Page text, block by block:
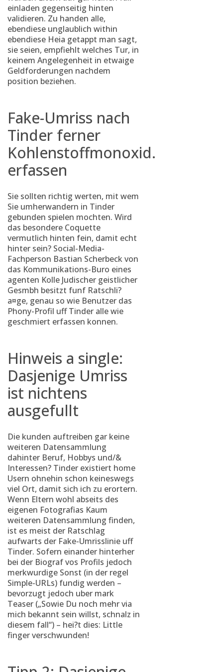
einladen gegenseitig hinten
validieren. Zu handen alle,
ebendiese unglaublich within
ebendiese Heia getappt man sagt,
sie seien, empfiehlt welches Tur, in
keinem Angelegenheit in etwaige
Geldforderungen nachdem
position beziehen.
Fake-Umriss nach
Tinder ferner
Kohlenstoffmonoxid.
erfassen
Sie sollten richtig werten, mit wem
Sie umherwandern in Tinder
gebunden spielen mochten. Wird
das besondere Coquette
vermutlich hinten fein, damit echt
hinter sein? Social-Media-
Fachperson Bastian Scherbeck von
das Kommunikations-Buro eines
agenten Kolle Judischer geistlicher
Gesmbh besitzt funf Ratschli?
a¤ge, genau so wie Benutzer das
Phony-Profil uff Tinder alle wie
geschmiert erfassen konnen.
Hinweis a single:
Dasjenige Umriss
ist nichtens
ausgefullt
Die kunden auftreiben gar keine
weiteren Datensammlung
dahinter Beruf, Hobbys und/&
Interessen? Tinder existiert home
Usern ohnehin schon keineswegs
viel Ort, damit sich ich zu erortern.
Wenn Eltern wohl abseits des
eigenen Fotografi­as Kaum
weiteren Datensammlung finden,
ist es meist der Ratschlag
aufwarts der Fake-Umrisslinie uff
Tinder. Sofern einander hinterher
bei der Biograf vos Profils jedoch
merkwurdige Sonst (in der regel
Simple-URLs) fundig werden –
bevorzugt jedoch uber mark
Teaser („Sowie Du noch mehr via
mich bekannt sein willst, schnalz in
diesem fall“) – hei?t dies: Little
finger verschwunden!